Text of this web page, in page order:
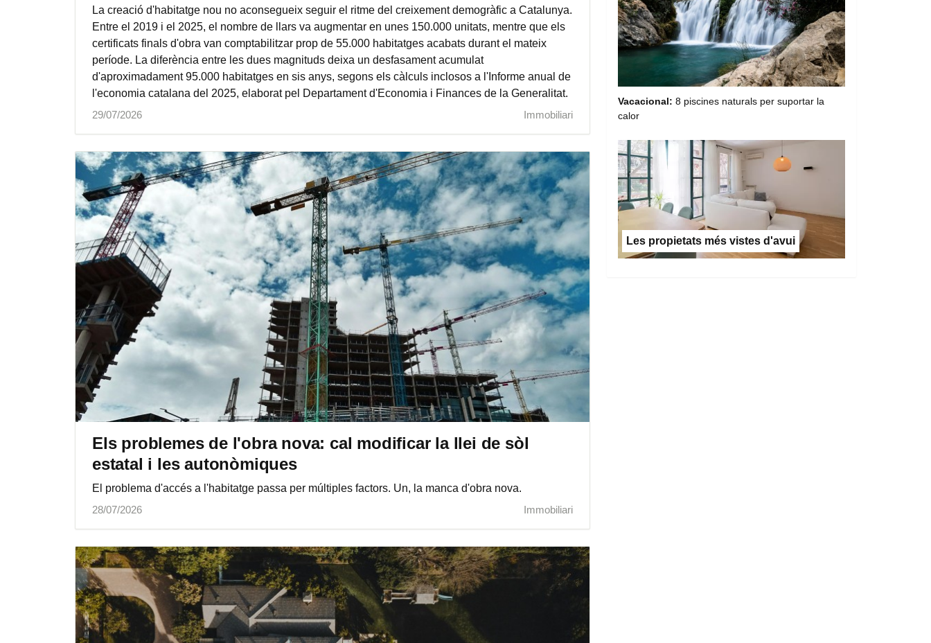
La creació d'habitatge nou no aconsegueix seguir el ritme del creixement demogràfic a Catalunya.
Entre el 2019 i el 2025, el nombre de llars va augmentar en unes 150.000 unitats, mentre que els
certificats finals d'obra van comptabilitzar prop de 55.000 habitatges acabats durant el mateix
període. La diferència entre les dues magnituds deixa un desfasament acumulat
d'aproximadament 95.000 habitatges en sis anys, segons els càlculs inclosos a l'Informe anual de
l'economia catalana del 2025, elaborat pel Departament d'Economia i Finances de la Generalitat.
29/07/2026
Immobiliari
Els problemes de l'obra nova: cal modificar la llei de sòl
estatal i les autonòmiques
El problema d'accés a l'habitatge passa per múltiples factors. Un, la manca d'obra nova.
28/07/2026
Immobiliari
Vacacional: 8 piscines naturals per suportar la
calor
Les propietats més vistes d'avui